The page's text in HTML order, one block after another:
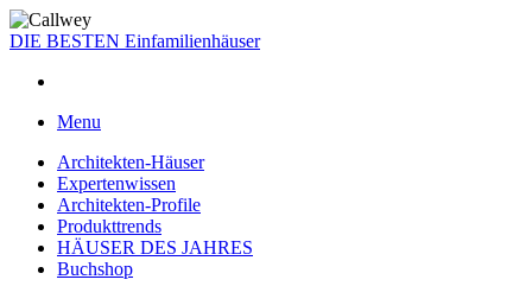
DIE BESTEN Einfamilienhäuser
Menu
Architekten-Häuser
Expertenwissen
Architekten-Profile
Produkttrends
HÄUSER DES JAHRES
Buchshop